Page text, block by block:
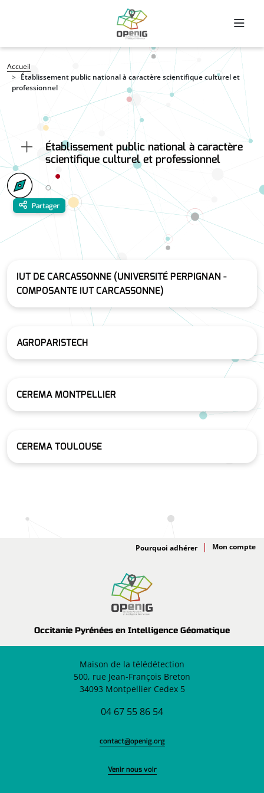
Fil d'Ariane
Accueil
Établissement public national à caractère scientifique culturel et
professionnel
Établissement public national à caractère
scientifique culturel et professionnel
Partager
IUT DE CARCASSONNE (UNIVERSITÉ PERPIGNAN -
COMPOSANTE IUT CARCASSONNE)
AGROPARISTECH
CEREMA MONTPELLIER
CEREMA TOULOUSE
Occitanie Pyrénées en Intelligence Géomatique
Adhésion
Pourquoi adhérer
Maison de la télédétection
500, rue Jean-François Breton
34093 Montpellier Cedex 5
04 67 55 86 54
contact@openig.org
Venir nous voir